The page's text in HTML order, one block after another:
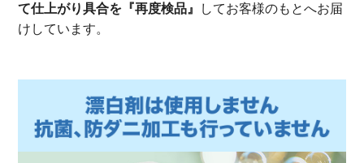
て仕上がり具合を『再度検品』
してお客様のもとへお届
けしています。